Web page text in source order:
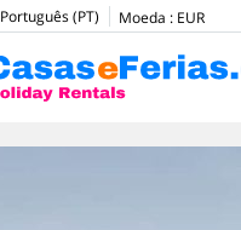
Português (PT) Moeda : EUR